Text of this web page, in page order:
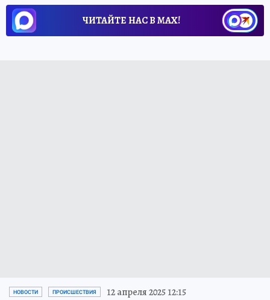
ЧИТАЙТЕ НАС В МАХ!
НОВОСТИ ПРОИСШЕСТВИЯ 12 апреля 2025 12:15